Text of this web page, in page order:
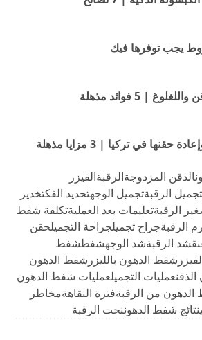
| 5 فوائد مذهلة
في تركيا | 3 مزايا مذهلة
الذقن المزدوجةالرقبةالفيزر
تجميل الرقبةتجميل الوجهتحديد الفكتخدير
الرقبةتعليمات بعد العمليةتكلفة شفط
الرقبةجراح تجميلجراحة التجميلحقن
شد الرقبةشد الوجهشفطشفط
شفط الدهون بالليزر شفط الدهون
عمليات التجميلعمليات شفط الدهون
من الرقبةفترة النقاهةمخاطر
نتائج شفط الدهوننحت الرقبة